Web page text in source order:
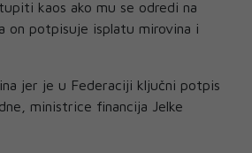
kaos ako mu se odredi na
on potpisuje isplatu mirovina i
jer je u Federaciji ključni potpis
ministrice financija Jelke